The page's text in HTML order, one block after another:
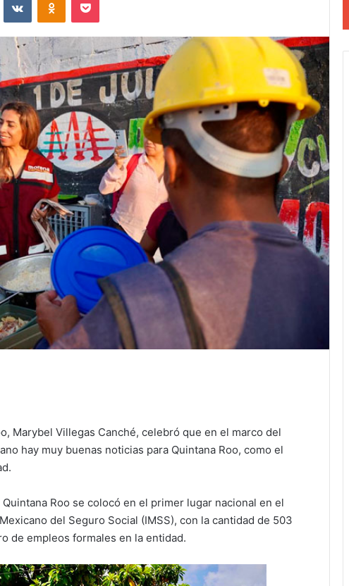
Marybel Villegas Canché, celebró que en el marco del
hay muy buenas noticias para Quintana Roo, como el
Roo se colocó en el primer lugar nacional en el
del Seguro Social (IMSS), con la cantidad de 503
de empleos formales en la entidad.